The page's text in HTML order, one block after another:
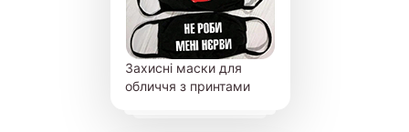
Захисні маски для
обличчя з принтами